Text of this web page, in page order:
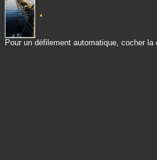
Pour un défilement automatique, cocher la